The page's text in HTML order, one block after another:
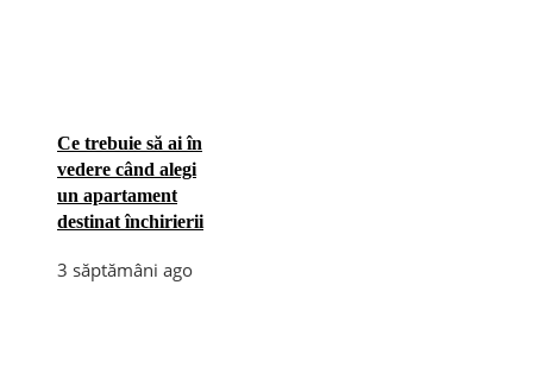
Ce trebuie să ai în
vedere când alegi
un apartament
destinat închirierii
3 săptămâni ago